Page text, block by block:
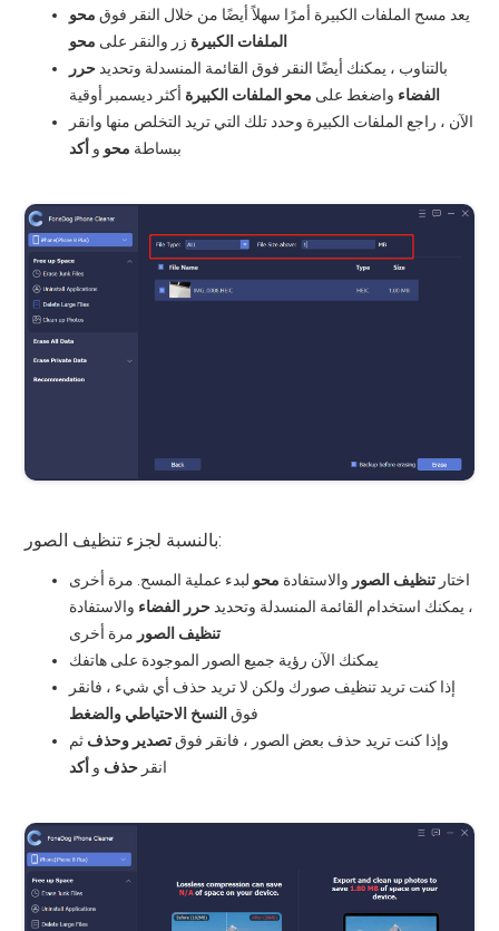
يعد مسح الملفات الكبيرة أمرًا سهلاً أيضًا من خلال النقر فوق محو
الملفات الكبيرة زر والنقر على محو
بالتناوب ، يمكنك أيضًا النقر فوق القائمة المنسدلة وتحديد حرر
الفضاء واضغط على محو الملفات الكبيرة أكثر ديسمبر أوقية
الآن ، راجع الملفات الكبيرة وحدد تلك التي تريد التخلص منها وانقر
ببساطة محو و أكد
بالنسبة لجزء تنظيف الصور:
اختار تنظيف الصور والاستفادة محو لبدء عملية المسح. مرة أخرى
، يمكنك استخدام القائمة المنسدلة وتحديد حرر الفضاء والاستفادة
تنظيف الصور مرة أخرى
يمكنك الآن رؤية جميع الصور الموجودة على هاتفك
إذا كنت تريد تنظيف صورك ولكن لا تريد حذف أي شيء ، فانقر
فوق النسخ الاحتياطي والضغط
وإذا كنت تريد حذف بعض الصور ، فانقر فوق تصدير وحذف ثم
انقر حذف و أكد